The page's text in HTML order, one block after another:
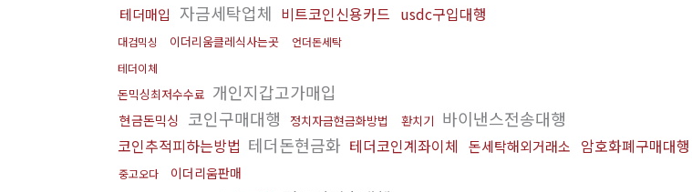
테더매입 자금세탁업체 비트코인신용카드 usdc구입대행
대검믹싱 이더리움클레식사는곳
언더돈세탁
테더이체
돈믹싱최저수수료 개인지갑고가매입
현금돈믹싱 코인구매대행 정치자금현금화방법 환치기 바이낸스전송대행
코인추적피하는방법 테더돈현금화 테더코인계좌이체 돈세탁해외거래소 암호화폐구매대행
중고오다
이더리움판매